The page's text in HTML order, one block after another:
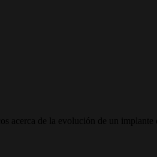
acerca de la evolución de un